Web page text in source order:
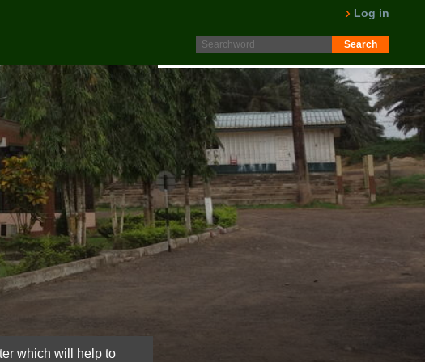
Log in
Intranett. Logg in. Minutes from AGM 2025 is now available
LES MER
which will help to